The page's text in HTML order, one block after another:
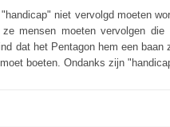
niet vervolgd moeten
mensen moeten vervolgen
dat het Pentagon hem een
boeten. Ondanks zijn